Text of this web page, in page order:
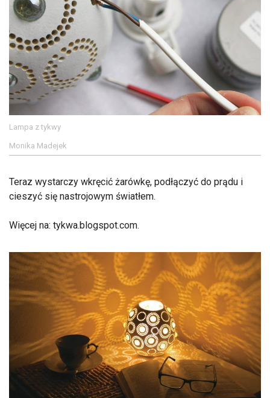
Lampa z tykwy
Monika Madejek
Teraz wystarczy wkręcić żarówkę, podłączyć do prądu i
cieszyć się nastrojowym światłem.
Więcej na: tykwa.blogspot.com.